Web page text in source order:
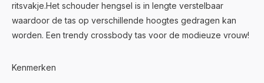
ritsvakje.Het schouder hengsel is in lengte verstelbaar
waardoor de tas op verschillende hoogtes gedragen kan
worden. Een trendy crossbody tas voor de modieuze vrouw!
Kenmerken